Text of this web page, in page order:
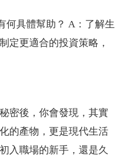
何具體幫助？ A：了解生
定更適合的投資策略，
密後，你會發現，其實
的產物，更是現代生活
入職場的新手，還是久